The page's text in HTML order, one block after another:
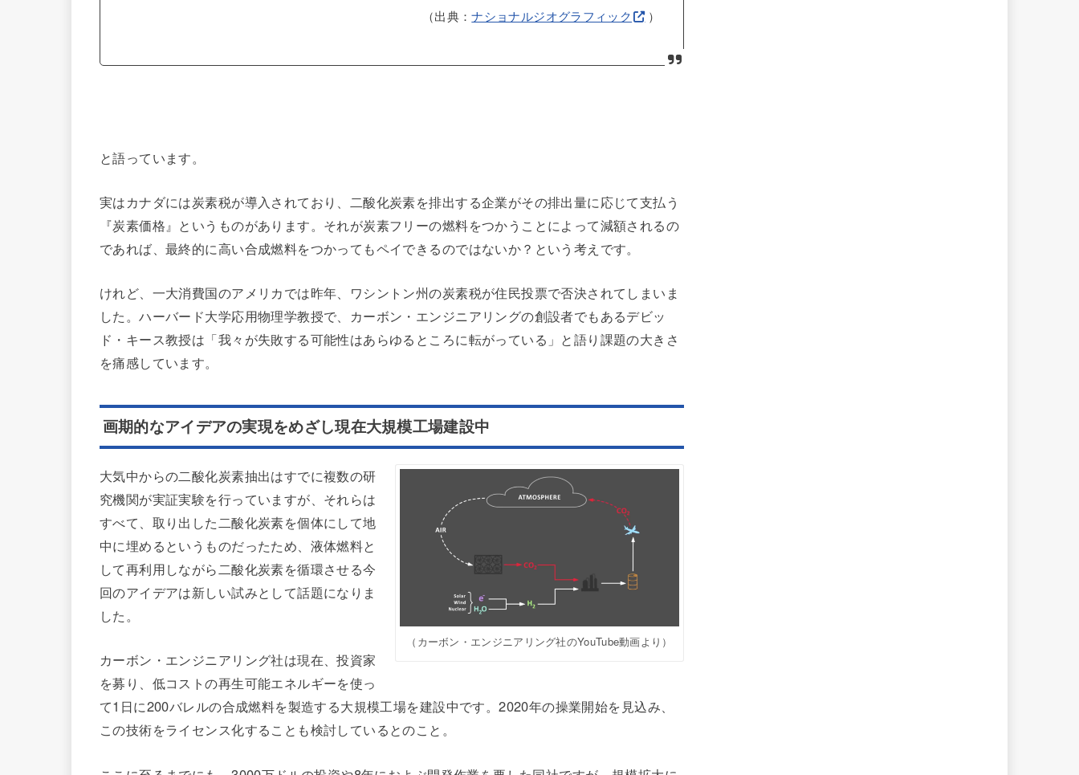
（出典：ナショナルジオグラフィック ）
と語っています。
実はカナダには炭素税が導入されており、二酸化炭素を排出する企業がその排出量に応じて支払う
『炭素価格』というものがあります。それが炭素フリーの燃料をつかうことによって減額されるの
であれば、最終的に高い合成燃料をつかってもペイできるのではないか？という考えです。
けれど、一大消費国のアメリカでは昨年、ワシントン州の炭素税が住民投票で否決されてしまいま
した。ハーバード大学応用物理学教授で、カーボン・エンジニアリングの創設者でもあるデビッ
ド・キース教授は「我々が失敗する可能性はあらゆるところに転がっている」と語り課題の大きさ
を痛感しています。
画期的なアイデアの実現をめざし現在大規模工場建設中
（カーボン・エンジニアリング社のYouTube動画より）
大気中からの二酸化炭素抽出はすでに複数の研
究機関が実証実験を行っていますが、それらは
すべて、取り出した二酸化炭素を個体にして地
中に埋めるというものだったため、液体燃料と
して再利用しながら二酸化炭素を循環させる今
回のアイデアは新しい試みとして話題になりま
した。
カーボン・エンジニアリング社は現在、投資家
を募り、低コストの再生可能エネルギーを使っ
て1日に200バレルの合成燃料を製造する大規模工場を建設中です。2020年の操業開始を見込み、
この技術をライセンス化することも検討しているとのこと。